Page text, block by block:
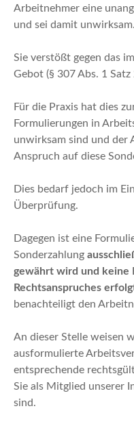
Arbeitnehmer eine
und sei damit unwirksam.
Sie verstößt gegen das
Gebot (§ 307 Abs. 1 Satz
Für die Praxis hat dies
Formulierungen in
unwirksam sind und der
Anspruch auf diese
Dies bedarf jedoch im
Überprüfung.
Dagegen ist eine
Sonderzahlung
gewährt wird und keine
Rechtsanspruches
benachteiligt den
An dieser Stelle weisen
ausformulierte
entsprechende
Sie als Mitglied unserer
sind.